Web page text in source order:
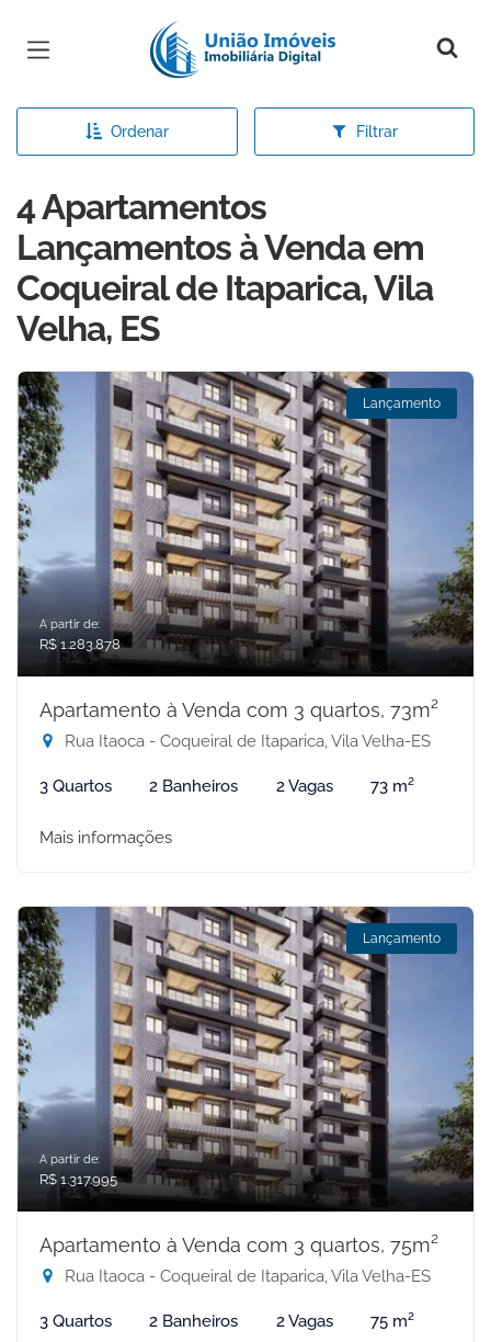
Página inicial
Ordenar Filtrar
4 Apartamentos
Lançamentos à Venda em
Coqueiral de Itaparica, Vila
Velha, ES
Lançamento
A partir de:
R$ 1.283.878
Apartamento à Venda com 3 quartos, 73m²
Rua Itaoca - Coqueiral de Itaparica, Vila Velha-ES
3 Quartos 2 Banheiros 2 Vagas 73 m²
Mais informações
Lançamento
A partir de:
R$ 1.317.995
Apartamento à Venda com 3 quartos, 75m²
Rua Itaoca - Coqueiral de Itaparica, Vila Velha-ES
3 Quartos 2 Banheiros 2 Vagas 75 m²